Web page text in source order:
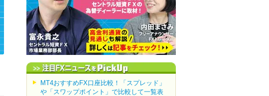
MT4おすすめFX口座比較！「スプレッド」
や「スワップポイント」で比較して一覧表